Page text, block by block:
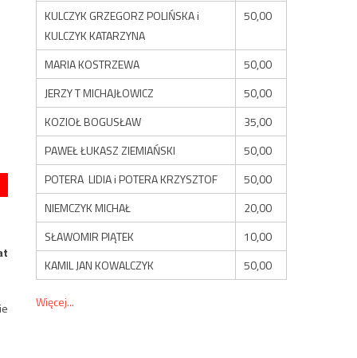
KULCZYK GRZEGORZ POLIŃSKA i
KULCZYK KATARZYNA
50,00
MARIA KOSTRZEWA
50,00
JERZY T MICHAJŁOWICZ
50,00
KOZIOŁ BOGUSŁAW
35,00
PAWEŁ ŁUKASZ ZIEMIAŃSKI
50,00
POTERA LIDIA i POTERA KRZYSZTOF
50,00
NIEMCZYK MICHAŁ
20,00
SŁAWOMIR PIĄTEK
10,00
KAMIL JAN KOWALCZYK
50,00
Więcej...